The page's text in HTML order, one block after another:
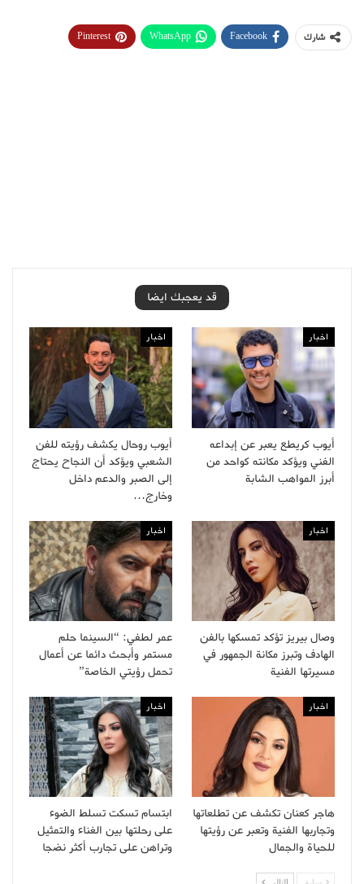
شارك Facebook
WhatsApp
Pinterest
قد يعجبك ايضا
اخبار
أيوب كريطع يعبر عن إبداعه
الفني ويؤكد مكانته كواحد من
أبرز المواهب الشابة
اخبار
أيوب روحال يكشف رؤيته للفن
الشعبي ويؤكد أن النجاح يحتاج
إلى الصبر والدعم داخل
وخارج…
اخبار
وصال بيريز تؤكد تمسكها بالفن
الهادف وتبرز مكانة الجمهور في
مسيرتها الفنية
اخبار
عمر لطفي: “السينما حلم
مستمر وأبحث دائما عن أعمال
تحمل رؤيتي الخاصة”
اخبار
هاجر كعنان تكشف عن تطلعاتها
وتجاربها الفنية وتعبر عن رؤيتها
للحياة والجمال
اخبار
ابتسام تسكت تسلط الضوء
على رحلتها بين الغناء والتمثيل
وتراهن على تجارب أكثر نضجا